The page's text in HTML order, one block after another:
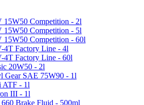
15W50 Competition - 2l
15W50 Competition - 5l
15W50 Competition - 60l
4T Factory Line - 4l
4T Factory Line - 60l
20W50 - 2l
Gear SAE 75W90 - 1l
ATF - 1l
III - 1l
Brake Fluid - 500ml